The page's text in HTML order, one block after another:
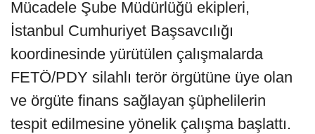
Mücadele Şube Müdürlüğü ekipleri,
İstanbul Cumhuriyet Başsavcılığı
koordinesinde yürütülen çalışmalarda
FETÖ/PDY silahlı terör örgütüne üye olan
ve örgüte finans sağlayan şüphelilerin
tespit edilmesine yönelik çalışma başlattı.